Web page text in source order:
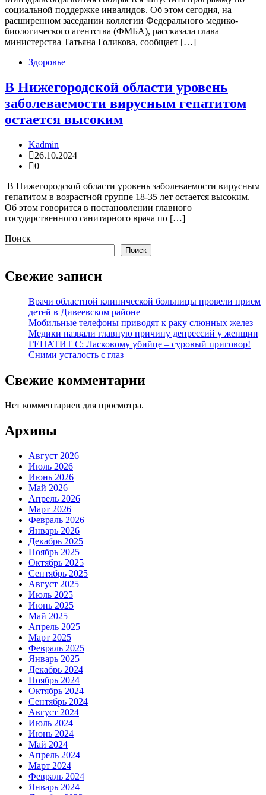
социальной поддержке инвалидов. Об этом сегодня, на
расширенном заседании коллегии Федерального медико-
биологического агентства (ФМБА), рассказала глава
министерства Татьяна Голикова, сообщает […]
Здоровье
В Нижегородской области уровень
заболеваемости вирусным гепатитом
остается высоким
Kadmin
26.10.2024
0
В Нижегородской области уровень заболеваемости вирусным
гепатитом в возрастной группе 18-35 лет остается высоким.
Об этом говорится в постановлении главного
государственного санитарного врача по […]
Поиск
Поиск
Свежие записи
Врачи областной клинической больницы провели прием
детей в Дивеевском районе
Мобильные телефоны приводят к раку слюнных желез
Медики назвали главную причину депрессий у женщин
ГЕПАТИТ С: Ласковому убийце – суровый приговор!
Сними усталость с глаз
Свежие комментарии
Нет комментариев для просмотра.
Архивы
Август 2026
Июль 2026
Июнь 2026
Май 2026
Апрель 2026
Март 2026
Февраль 2026
Январь 2026
Декабрь 2025
Ноябрь 2025
Октябрь 2025
Сентябрь 2025
Август 2025
Июль 2025
Июнь 2025
Май 2025
Апрель 2025
Март 2025
Февраль 2025
Январь 2025
Декабрь 2024
Ноябрь 2024
Октябрь 2024
Сентябрь 2024
Август 2024
Июль 2024
Июнь 2024
Май 2024
Апрель 2024
Март 2024
Февраль 2024
Январь 2024